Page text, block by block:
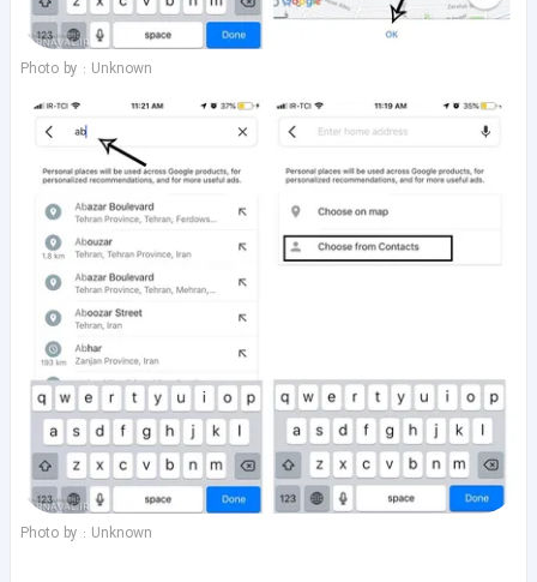
Photo by : Unknown
Photo by : Unknown